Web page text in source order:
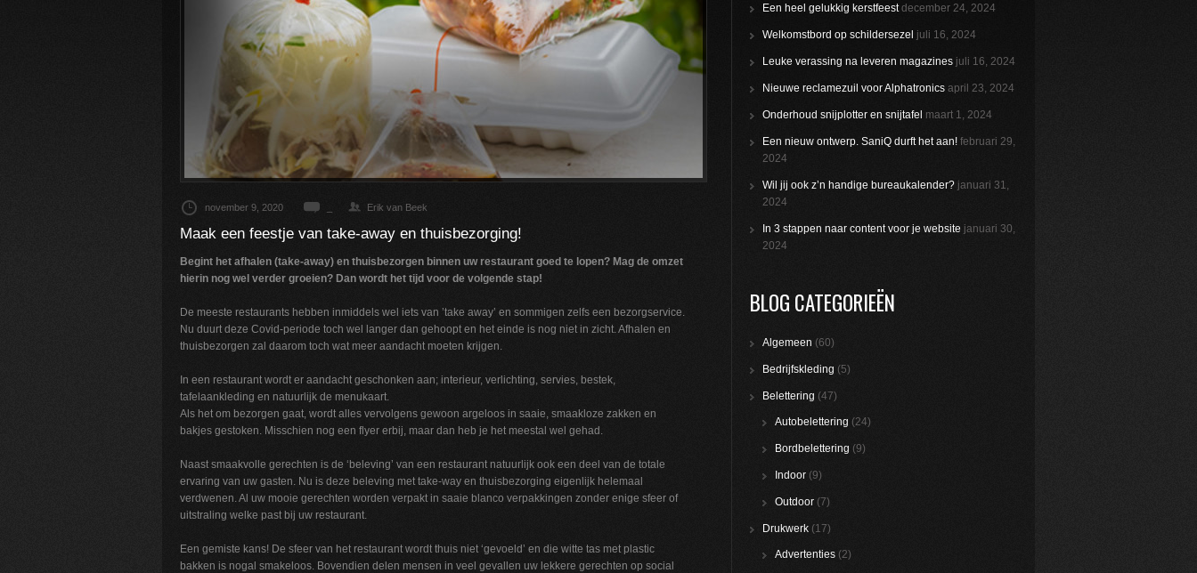
november 9, 2020 Erik van Beek
Maak een feestje van take-away en thuisbezorging!
Begint het afhalen (take-away) en thuisbezorgen binnen uw restaurant goed te lopen? Mag de omzet
hierin nog wel verder groeien? Dan wordt het tijd voor de volgende stap!
De meeste restaurants hebben inmiddels wel iets van ’take away’ en sommigen zelfs een bezorgservice.
Nu duurt deze Covid-periode toch wel langer dan gehoopt en het einde is nog niet in zicht. Afhalen en
thuisbezorgen zal daarom toch wat meer aandacht moeten krijgen.
In een restaurant wordt er aandacht geschonken aan; interieur, verlichting, servies, bestek,
tafelaankleding en natuurlijk de menukaart.
Als het om bezorgen gaat, wordt alles vervolgens gewoon argeloos in saaie, smaakloze zakken en
bakjes gestoken. Misschien nog een flyer erbij, maar dan heb je het meestal wel gehad.
Naast smaakvolle gerechten is de ‘beleving’ van een restaurant natuurlijk ook een deel van de totale
ervaring van uw gasten. Nu is deze beleving met take-way en thuisbezorging eigenlijk helemaal
verdwenen. Al uw mooie gerechten worden verpakt in saaie blanco verpakkingen zonder enige sfeer of
uitstraling welke past bij uw restaurant.
Een gemiste kans! De sfeer van het restaurant wordt thuis niet ‘gevoeld’ en die witte tas met plastic
bakken is nogal smakeloos. Bovendien delen mensen in veel gevallen uw lekkere gerechten op social
Een heel gelukkig kerstfeest december 24, 2024
Welkomstbord op schildersezel juli 16, 2024
Leuke verassing na leveren magazines juli 16, 2024
Nieuwe reclamezuil voor Alphatronics april 23, 2024
Onderhoud snijplotter en snijtafel maart 1, 2024
Een nieuw ontwerp. SaniQ durft het aan! februari 29,
2024
Wil jij ook z’n handige bureaukalender? januari 31,
2024
In 3 stappen naar content voor je website januari 30,
2024
BLOG CATEGORIEËN
Algemeen (60)
Bedrijfskleding (5)
Belettering (47)
Autobelettering (24)
Bordbelettering (9)
Indoor (9)
Outdoor (7)
Drukwerk (17)
Advertenties (2)